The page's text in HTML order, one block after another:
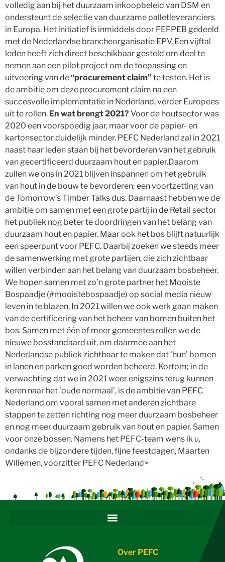
volledig aan bij het duurzaam inkoopbeleid van DSM en
ondersteunt de selectie van duurzame palletleveranciers
in Europa. Het initiatief is inmiddels door FEFPEB gedeeld
met de Nederlandse brancheorganisatie EPV. Een vijftal
leden heeft zich direct beschikbaar gesteld om deel te
nemen aan een pilot project om de toepassing en
uitvoering van de“procurement claim” te testen. Het is
de ambitie om deze procurement claim na een
succesvolle implementatie in Nederland, verder Europees
uit te rollen. En wat brengt 2021? Voor de houtsector was
2020 een voorspoedig jaar, maar voor de papier- en
kartonsector duidelijk minder. PEFC Nederland zal in 2021
naast haar leden staan bij het bevorderen van het gebruik
van gecertificeerd duurzaam hout en papier.Daarom
zullen we ons in 2021 blijven inspannen om het gebruik
van hout in de bouw te bevorderen; een voortzetting van
de Tomorrow’s Timber Talks dus. Daarnaast hebben we de
ambitie om samen met een grote partij in de Retail sector
het publiek nog beter te doordringen van het belang van
duurzaam hout en papier. Maar ook het bos blijft natuurlijk
een speerpunt voor PEFC. Daarbij zoeken we steeds meer
de samenwerking met grote partijen, die zich zichtbaar
willen verbinden aan het belang van duurzaam bosbeheer.
We hopen samen met zo’n grote partner het Mooiste
Bospaadje (#mooistebospaadje) op social media nieuw
leven in te blazen. In 2021 willen we ook werk gaan maken
van de certificering van het beheer van bomen buiten het
bos. Samen met één of meer gemeentes rollen we de
nieuwe bosstandaard uit, om daarmee aan het
Nederlandse publiek zichtbaar te maken dat ‘hun’ bomen
in lanen en parken goed worden beheerd. Kortom; in de
verwachting dat we in 2021 weer enigszins terug kunnen
keren naar het ‘oude normaal’, is de ambitie van PEFC
Nederland om vooral samen met anderen zichtbare
stappen te zetten richting nog meer duurzaam bosbeheer
en nog meer duurzaam gebruik van hout en papier. Samen
voor onze bossen. Namens het PEFC-team wens ik u,
ondanks de bijzondere tijden, fijne feestdagen, Maarten
Willemen, voorzitter PEFC Nederland>
Over PEFC